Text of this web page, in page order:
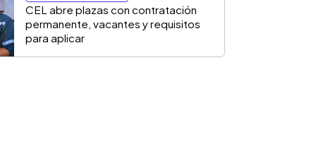
CEL abre plazas con contratación
permanente, vacantes y requisitos
para aplicar